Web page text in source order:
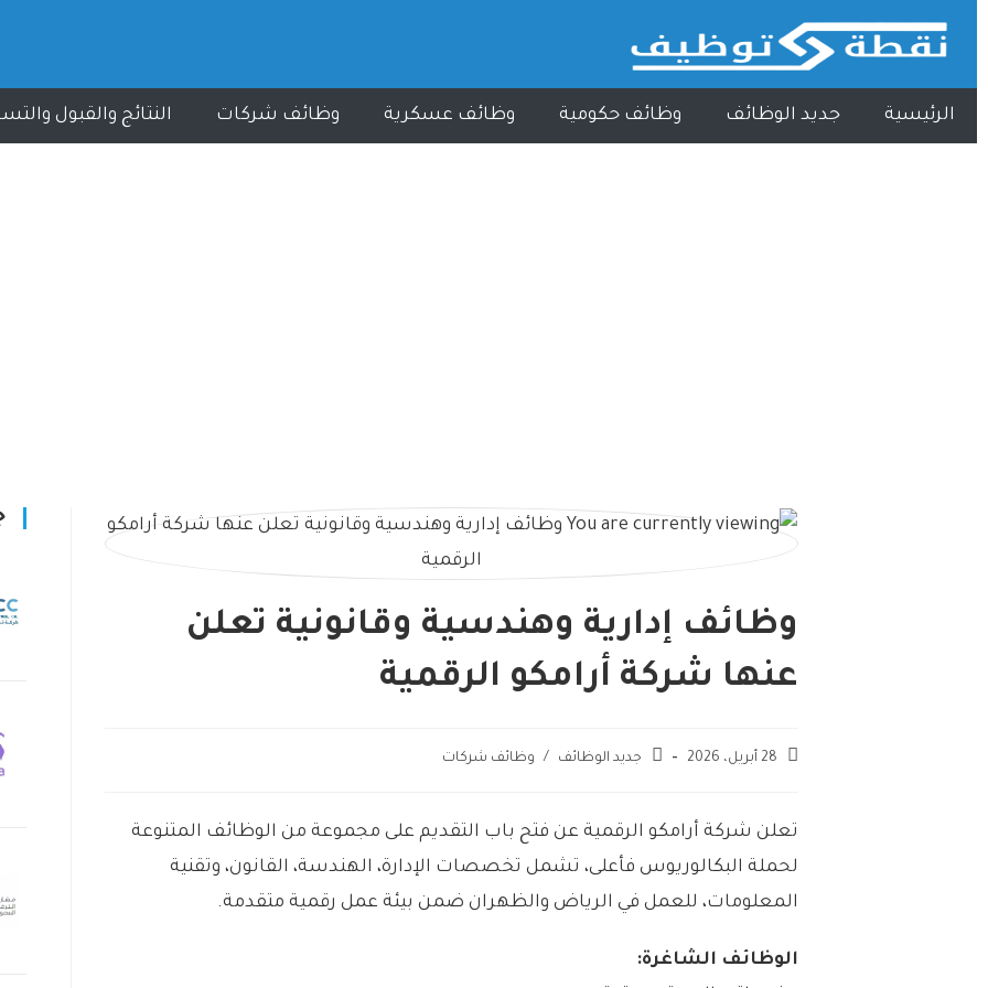
الرئيسية جديد الوظائف وظائف حكومية وظائف عسكرية وظائف شركات النتائج والقبول
وظائف إدارية وهندسية وقانونية تعلن
عنها شركة أرامكو الرقمية
28 أبريل، 2026 جديد الوظائف / وظائف شركات
تعلن شركة أرامكو الرقمية عن فتح باب التقديم على مجموعة من الوظائف المتنوعة
لحملة البكالوريوس فأعلى، تشمل تخصصات الإدارة، الهندسة، القانون، وتقنية
المعلومات، للعمل في الرياض والظهران ضمن بيئة عمل رقمية متقدمة.
الوظائف الشاغرة: